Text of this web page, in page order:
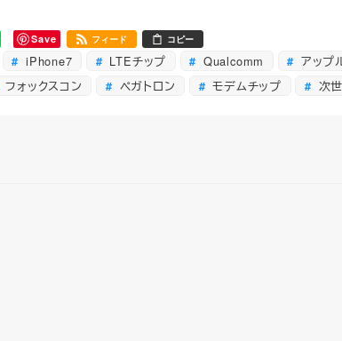
Save フィード コピー
iPhone7 LTEチップ Qualcomm
アップ
フォックスコン ペガトロン モデムチップ 次